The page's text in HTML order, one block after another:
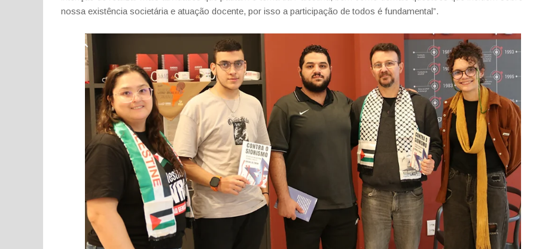
nossa existência societária e atuação docente, por isso a participação de todos é fundamental”.